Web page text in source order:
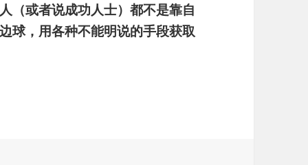
（或者说成功人士）都不是靠自
球，用各种不能明说的手段获取